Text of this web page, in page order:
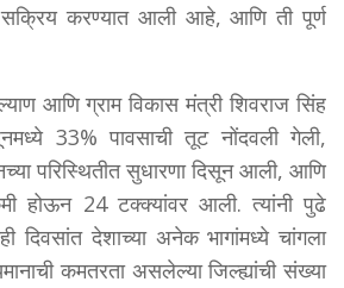
सक्रिय करण्यात आली आहे, आणि ती पूर्ण
आणि ग्राम विकास मंत्री शिवराज सिंह
33% पावसाची तूट नोंदवली गेली,
परिस्थितीत सुधारणा दिसून आली, आणि
होऊन 24 टक्क्यांवर आली. त्यांनी पुढे
दिवसांत देशाच्या अनेक भागांमध्ये चांगला
कमतरता असलेल्या जिल्ह्यांची संख्या